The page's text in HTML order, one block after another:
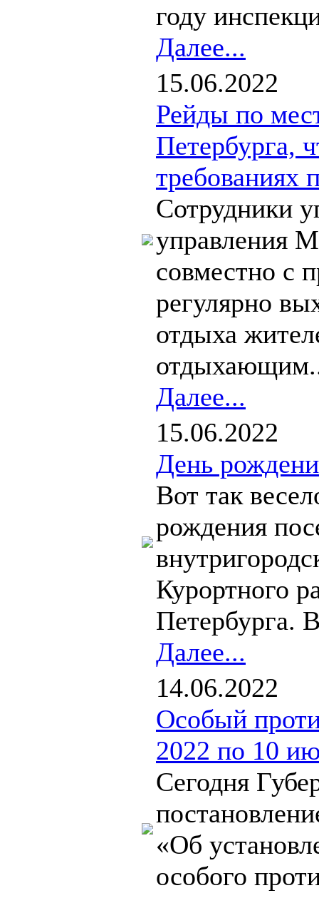
году
Далее...
15.06.2022
Рейды по
Петербурга,
требованиях
Сотрудники
управления
совместно с
регулярно
отдыха
Далее...
15.06.2022
День
Вот так
рождения
Курортного
Петербурга.
Далее...
14.06.2022
Особый
2022 по 10
Сегодня
«Об
особого